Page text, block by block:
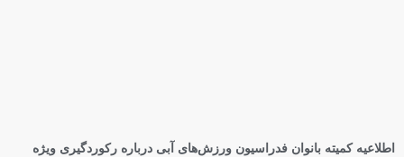
اطلاعیه کمیته بانوان فدراسیون ورزش‌های آبی درباره رکوردگیری ویژه